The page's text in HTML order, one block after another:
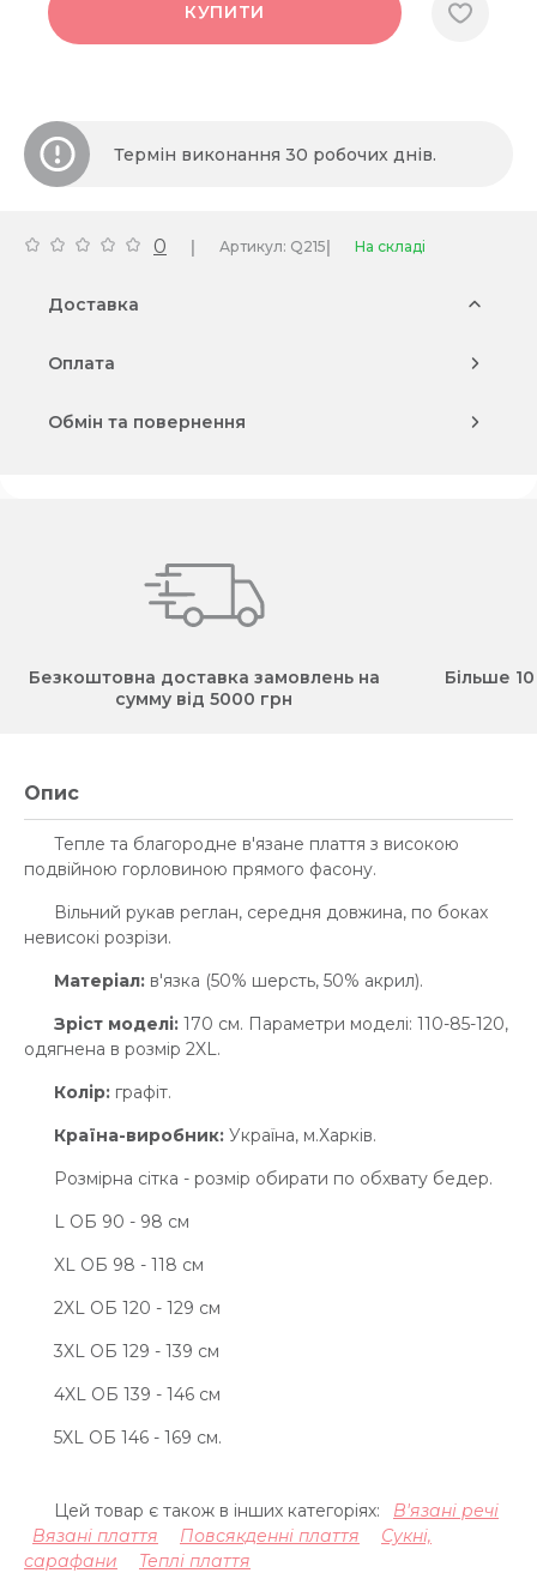
КУПИТИ
Термін виконання 30 робочих днів.
0 | Артикул: Q215| На складі
Доставка
Оплата
Обмін та повернення
Безкоштовна доставка замовлень на
сумму від 5000 грн
Більше
Опис
Тепле та благородне в'язане плаття з високою
подвійною горловиною прямого фасону.
Вільний рукав реглан, середня довжина, по боках
невисокі розрізи.
Матеріал: в'язка (50% шерсть, 50% акрил).
Зріст моделі: 170 см. Параметри моделі: 110-85-120,
одягнена в розмір 2XL.
Колір: графіт.
Країна-виробник: Україна, м.Харків.
Розмірна сітка - розмір обирати по обхвату бедер.
L ОБ 90 - 98 см
XL ОБ 98 - 118 см
2XL ОБ 120 - 129 см
3XL ОБ 129 - 139 см
4XL ОБ 139 - 146 см
5XL ОБ 146 - 169 см.
Цей товар є також в інших категоріях:
В'язані речі
Вязані плаття
Повсякденні плаття
Сукні,
сарафани
Теплі плаття